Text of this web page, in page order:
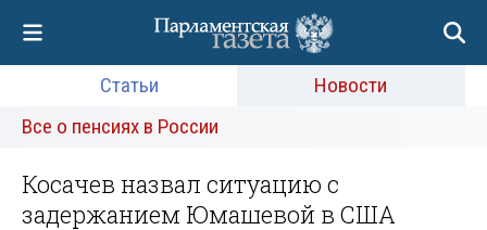
Статьи
Новости
Все о пенсиях в России
Косачев назвал ситуацию с
задержанием Юмашевой в США